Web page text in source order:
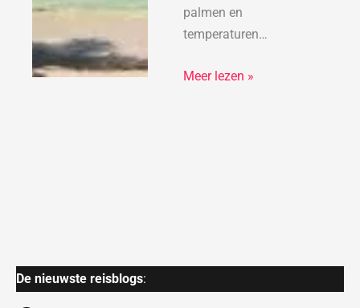
palmen en
temperaturen…
Meer lezen »
De nieuwste reisblogs: